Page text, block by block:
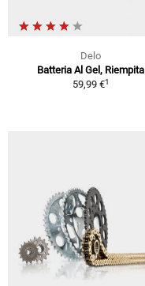
Delo
Batteria Al Gel, Riempita
59,99 €1